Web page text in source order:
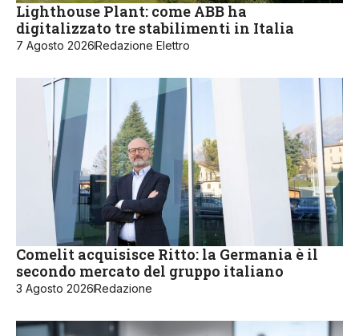
Lighthouse Plant: come ABB ha
digitalizzato tre stabilimenti in Italia
7 Agosto 2026Redazione Elettro
Comelit acquisisce Ritto: la Germania è il
secondo mercato del gruppo italiano
3 Agosto 2026Redazione